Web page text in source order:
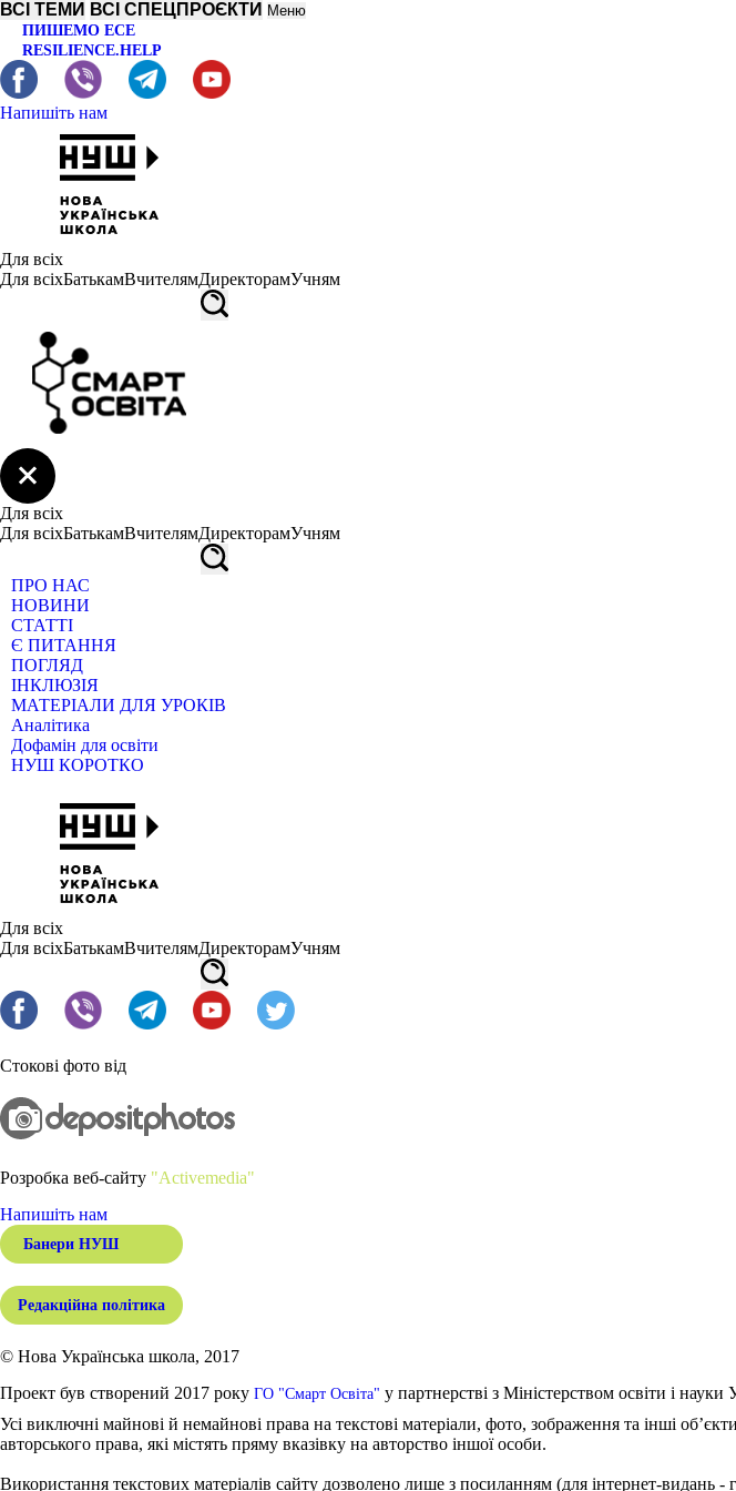
ВСІ ТЕМИ ВСІ СПЕЦПРОЄКТИ Меню
ПИШЕМО ЕСЕ
RESILIENCE.HELP
Напишіть нам
Для всіх
Для всіхБатькамВчителямДиректорамУчням
Для всіх
Для всіхБатькамВчителямДиректорамУчням
ПРО НАС
НОВИНИ
СТАТТІ
Є ПИТАННЯ
ПОГЛЯД
ІНКЛЮЗІЯ
МАТЕРІАЛИ ДЛЯ УРОКІВ
Аналітика
Дофамін для освіти
НУШ КОРОТКО
Для всіх
Для всіхБатькамВчителямДиректорамУчням
Стокові фото від
Розробка веб-сайту "Activemedia"
Напишіть нам
Банери НУШ
Редакційна політика
© Нова Українська школа, 2017
Проект був створений 2017 року ГО "Смарт Освіта" у партнерстві з Міністерством освіти і
Усі виключні майнові й немайнові права на текстові матеріали, фото, зображення та інші
авторського права, які містять пряму вказівку на авторство іншої особи.
Використання текстових матеріалів сайту дозволено лише з посиланням (для інтернет-